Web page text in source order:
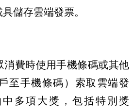
儲存雲端發票。
消費時使用手機條碼或其他
至手機條碼）索取雲端發
多項大獎，包括特別獎